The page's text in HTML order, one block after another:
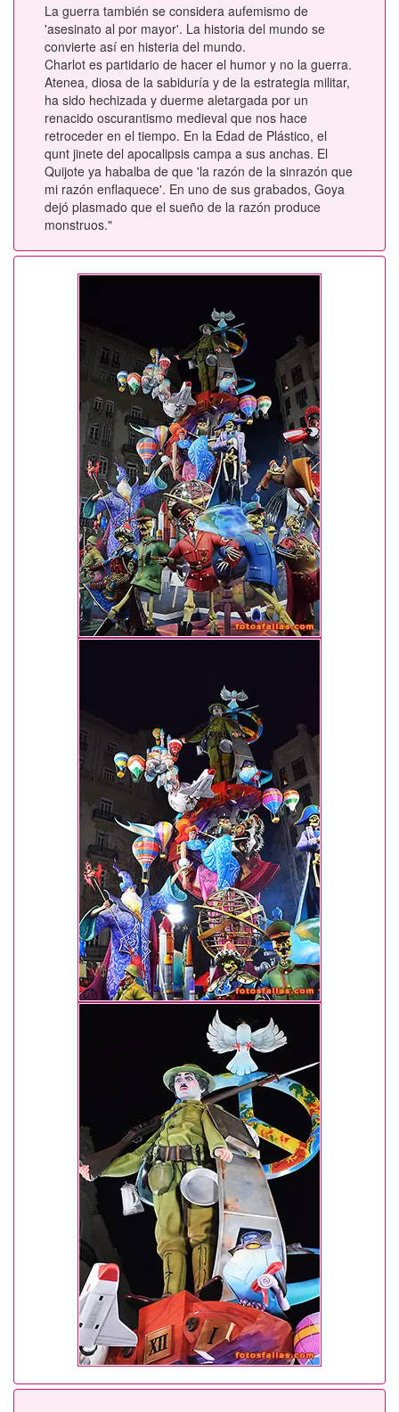
La guerra también se considera aufemismo de
'asesinato al por mayor'. La historia del mundo se
convierte así en histeria del mundo.
Charlot es partidario de hacer el humor y no la guerra.
Atenea, diosa de la sabiduría y de la estrategia militar,
ha sido hechizada y duerme aletargada por un
renacido oscurantismo medieval que nos hace
retroceder en el tiempo. En la Edad de Plástico, el
qunt jinete del apocalipsis campa a sus anchas. El
Quijote ya habalba de que 'la razón de la sinrazón que
mi razón enflaquece'. En uno de sus grabados, Goya
dejó plasmado que el sueño de la razón produce
monstruos."